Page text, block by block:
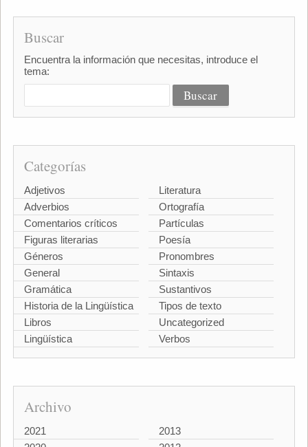
Buscar
Encuentra la información que necesitas, introduce el
tema:
Categorías
Adjetivos
Adverbios
Comentarios críticos
Figuras literarias
Géneros
General
Gramática
Historia de la Lingüística
Libros
Lingüística
Literatura
Ortografía
Partículas
Poesía
Pronombres
Sintaxis
Sustantivos
Tipos de texto
Uncategorized
Verbos
Archivo
2021
2013